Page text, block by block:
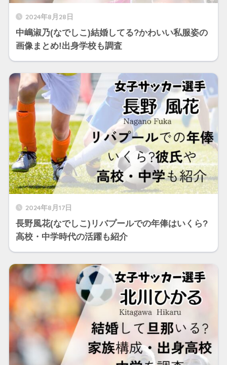
2024年8月28日
中嶋淑乃(なでしこ)結婚してる?かわいい私服姿の
画像まとめ!出身学校も調査
2024年8月17日
長野風花(なでしこ)リバプールでの年俸はいくら?
高校・中学時代の活躍も紹介